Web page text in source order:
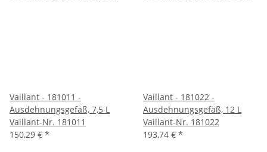
Vaillant - 181011 -
Ausdehnungsgefäß, 7,5 L
Vaillant-Nr. 181011
150,29 € *
Vaillant - 181022 -
Ausdehnungsgefäß, 12 L
Vaillant-Nr. 181022
193,74 € *